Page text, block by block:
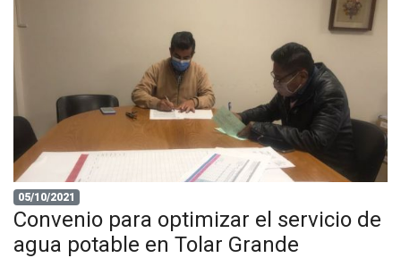
05/10/2021
Convenio para optimizar el servicio de
agua potable en Tolar Grande